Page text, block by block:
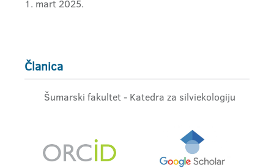
1. mart 2025.
Članica
Šumarski fakultet - Katedra za silviekologiju